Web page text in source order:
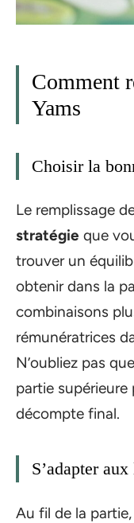
Comment
Yams
Choisir la
Le remplissage
stratégie que
trouver un
obtenir dans la
combinaisons
rémunératrices
N’oubliez pas
partie
décompte final.
S’adapter
Au fil de la